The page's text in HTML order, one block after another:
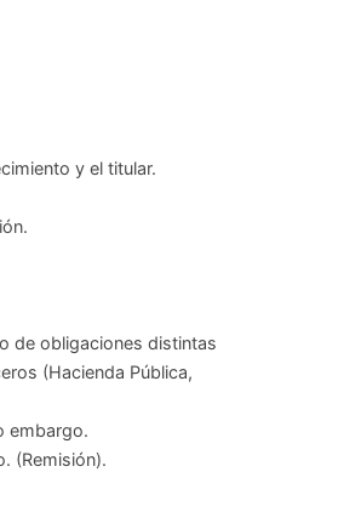
y el titular.
de obligaciones distintas
(Hacienda Pública,
embargo.
(Remisión).